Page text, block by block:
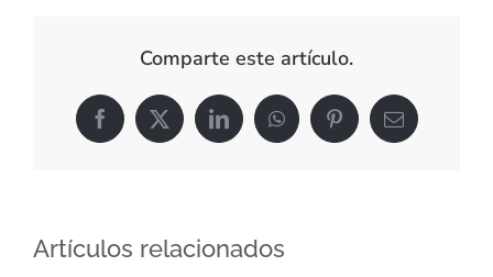
Comparte este artículo.
Facebook
X LinkedInWhatsAppPinterestCorreo
electrónico
Artículos relacionados